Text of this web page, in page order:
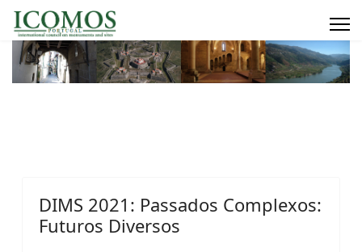
DIMS 2021: Passados Complexos:
Futuros Diversos